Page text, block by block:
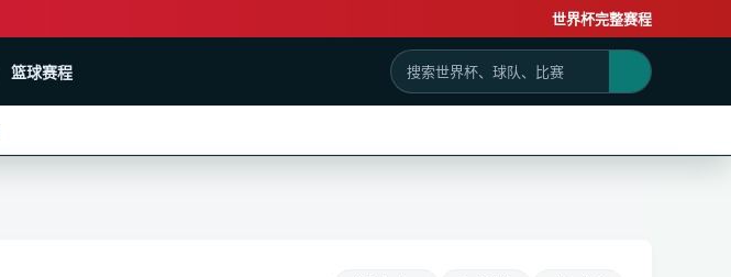
世界杯完整赛程
篮球赛程